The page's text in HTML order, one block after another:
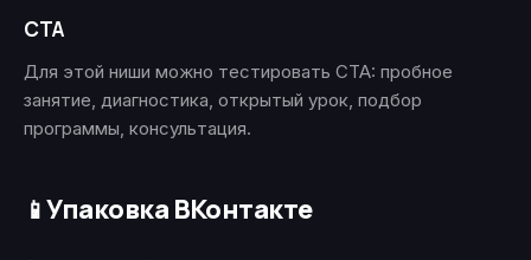
CTA
Для этой ниши можно тестировать CTA: пробное
занятие, диагностика, открытый урок, подбор
программы, консультация.
📱Упаковка ВКонтакте